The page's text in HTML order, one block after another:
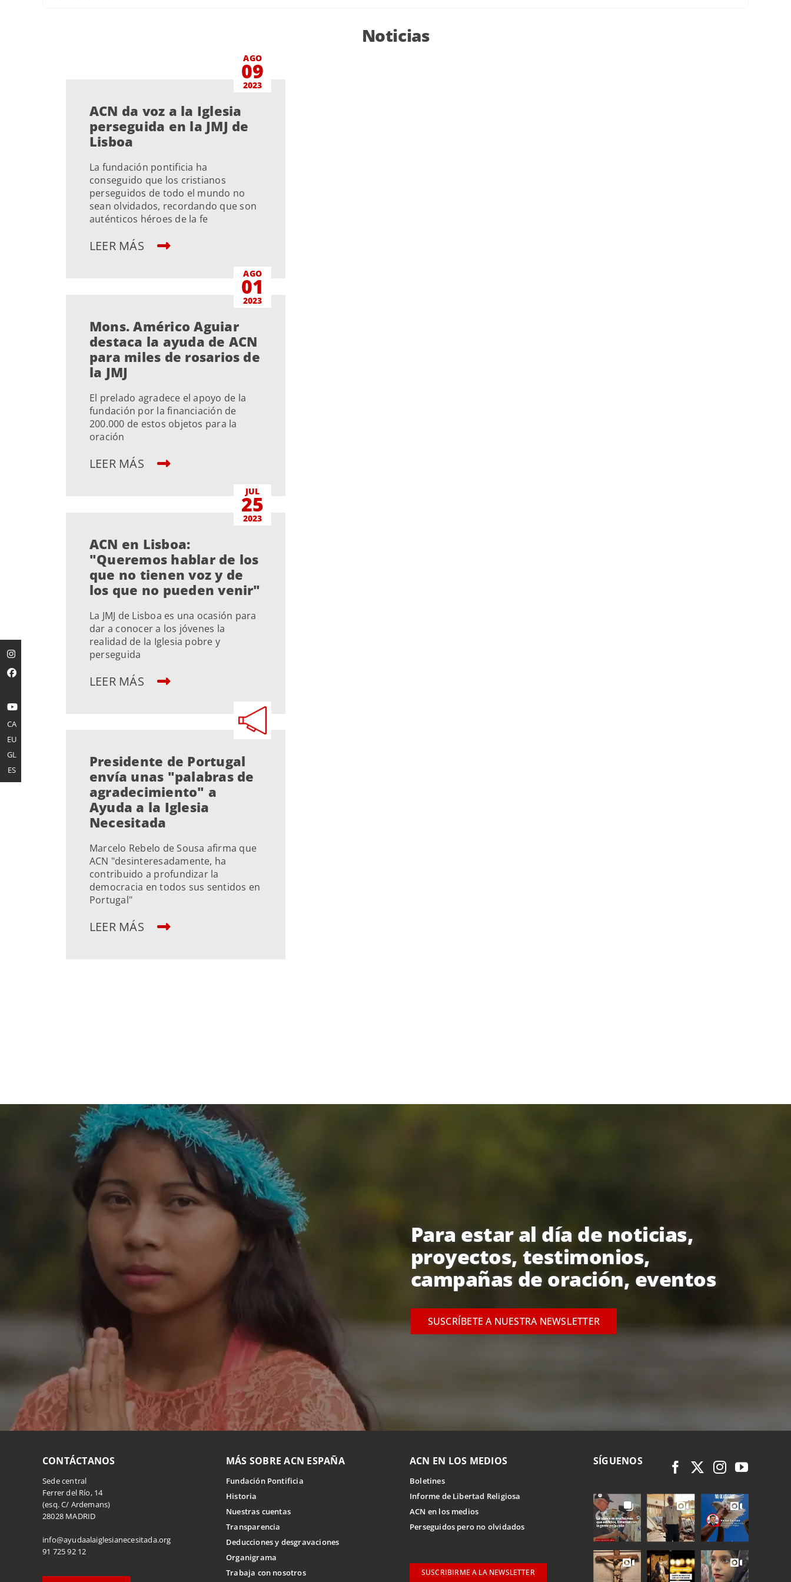
Noticias
AGO
09
2023
ACN da voz a la Iglesia
perseguida en la JMJ de
Lisboa
La fundación pontificia ha
conseguido que los cristianos
perseguidos de todo el mundo no
sean olvidados, recordando que son
auténticos héroes de la fe
LEER MÁS
AGO
01
2023
Mons. Américo Aguiar
destaca la ayuda de ACN
para miles de rosarios de
la JMJ
El prelado agradece el apoyo de la
fundación por la financiación de
200.000 de estos objetos para la
oración
LEER MÁS
JUL
25
2023
ACN en Lisboa:
"Queremos hablar de los
que no tienen voz y de
los que no pueden venir"
La JMJ de Lisboa es una ocasión para
dar a conocer a los jóvenes la
realidad de la Iglesia pobre y
perseguida
LEER MÁS
Presidente de Portugal
envía unas "palabras de
agradecimiento" a
Ayuda a la Iglesia
Necesitada
Marcelo Rebelo de Sousa afirma que
ACN "desinteresadamente, ha
contribuido a profundizar la
democracia en todos sus sentidos en
Portugal"
LEER MÁS
Para estar al día de noticias,
proyectos, testimonios,
campañas de oración, eventos
SUSCRÍBETE A NUESTRA NEWSLETTER
CONTÁCTANOS
Sede central
Ferrer del Río, 14
(esq. C/ Ardemans)
28028 MADRID
info@ayudaalaiglesianecesitada.org
91 725 92 12
MÁS SOBRE ACN ESPAÑA
Fundación Pontificia
Historia
Nuestras cuentas
Transparencia
Deducciones y desgravaciones
Organigrama
Trabaja con nosotros
ACN EN LOS MEDIOS
Boletines
Informe de Libertad Religiosa
ACN en los medios
Perseguidos pero no olvidados
SUSCRIBIRME A LA NEWSLETTER
SÍGUENOS
CA
EU
GL
ES